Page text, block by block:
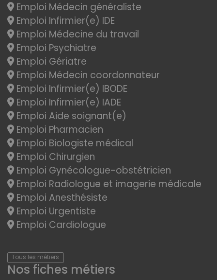
Emploi Médecin généraliste
Emploi Infirmier(e) IDE
Emploi Médecine du travail
Emploi Psychiatre
Emploi Gériatre
Emploi Médecin coordonnateur
Emploi Infirmier(e) IBODE
Emploi Infirmier(e) IADE
Emploi Aide soignant(e)
Emploi Pharmacien
Emploi Biologiste médical
Emploi Chirurgien
Emploi Gynécologue-obstétricien
Emploi Radiologue et imagerie médicale
Emploi Anesthésiste
Emploi Urgentiste
Emploi Cardiologue
Tous les métiers
Nos fiches métiers